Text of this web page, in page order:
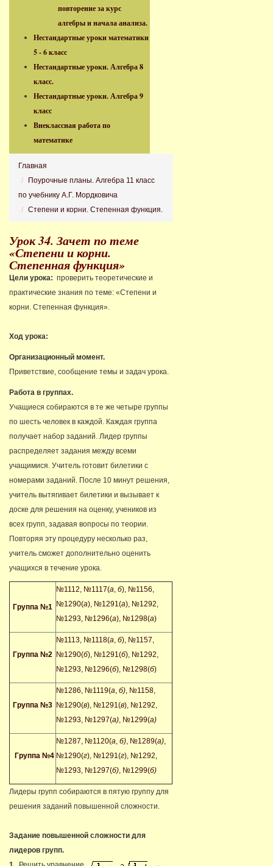
повторение за курс
алгебры и начала анализа.
Нестандартные уроки математики
5 - 6 класс
Нестандартные уроки. Алгебра 8
класс.
Нестандартные уроки. Алгебра 9
класс
Внеклассная работа по
математике
Главная
Поурочные планы. Алгебра 11 класс
по учебнику А.Г. Мордковича
Степени и корни. Степенная функция.
Урок 34. Зачет по теме
«Степени и корни.
Степенная функция»
Цели урока: проверить теоретические и
практические знания по теме: «Степени и
корни. Степенная функция».
Ход урока:
Организационный момент.
Приветствие, сообщение темы и задач урока.
Работа в группах.
Учащиеся собираются в те же четыре группы
по шесть человек в каждой. Каждая группа
получает набор заданий. Лидер группы
распределяет задания между всеми
учащимися. Учитель готовит билетики с
номерами заданий. После 10 минут решения,
учитель вытягивает билетики и вызывает к
доске для решения на оценку, учеников из
всех групп, задавая вопросы по теории.
Повторяя эту процедуру несколько раз,
учитель сможет дополнительно оценить
учащихся в течение урока.
Группа №1
№1112, №1117(а, б), №1156,
№1290(а), №1291(а), №1292,
№1293, №1296(а), №1298(а)
Группа №2
№1113, №1118(а, б), №1157,
№1290(б), №1291(б), №1292,
№1293, №1296(б), №1298(б)
Группа №3
№1286, №1119(а, б), №1158,
№1290(в), №1291(в), №1292,
№1293, №1297(а), №1299(а)
Группа №4
№1287, №1120(а, б), №1289(а),
№1290(г), №1291(г), №1292,
№1293, №1297(б), №1299(б)
Лидеры групп собираются в пятую группу для
решения заданий повышенной сложности.
Задание повышенной сложности для
лидеров групп.